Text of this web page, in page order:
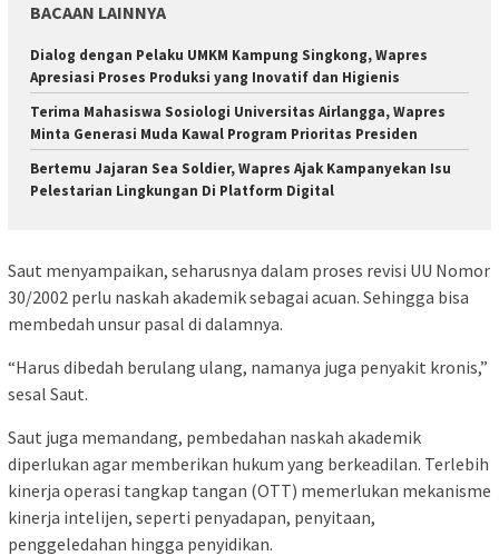
BACAAN LAINNYA
Dialog dengan Pelaku UMKM Kampung Singkong, Wapres
Apresiasi Proses Produksi yang Inovatif dan Higienis
Terima Mahasiswa Sosiologi Universitas Airlangga, Wapres
Minta Generasi Muda Kawal Program Prioritas Presiden
Bertemu Jajaran Sea Soldier, Wapres Ajak Kampanyekan Isu
Pelestarian Lingkungan Di Platform Digital
Saut menyampaikan, seharusnya dalam proses revisi UU Nomor
30/2002 perlu naskah akademik sebagai acuan. Sehingga bisa
membedah unsur pasal di dalamnya.
“Harus dibedah berulang ulang, namanya juga penyakit kronis,”
sesal Saut.
Saut juga memandang, pembedahan naskah akademik
diperlukan agar memberikan hukum yang berkeadilan. Terlebih
kinerja operasi tangkap tangan (OTT) memerlukan mekanisme
kinerja intelijen, seperti penyadapan, penyitaan,
penggeledahan hingga penyidikan.